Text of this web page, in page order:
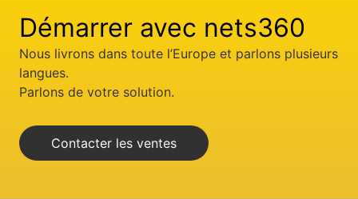
Démarrer avec nets360
Nous livrons dans toute l’Europe et parlons plusieurs
langues.
Parlons de votre solution.
Contacter les ventes